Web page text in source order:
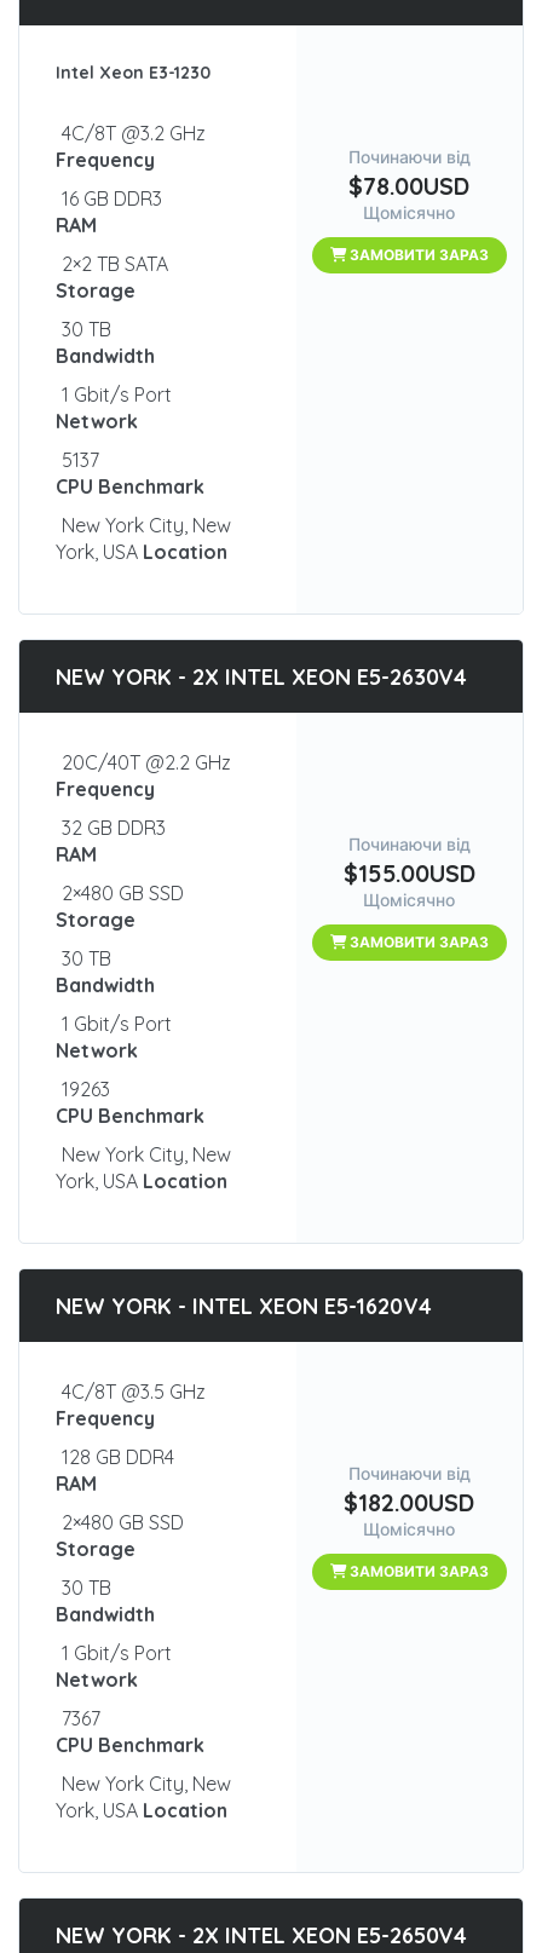
Intel Xeon E3-1230
4C/8T @3.2 GHz
Frequency
16 GB DDR3
RAM
2×2 TB SATA
Storage
30 TB
Bandwidth
1 Gbit/s Port
Network
5137
CPU Benchmark
New York City, New
York, USA Location
Починаючи від
$78.00USD
Щомісячно
ЗАМОВИТИ ЗАРАЗ
NEW YORK - 2X INTEL XEON E5-2630V4
20C/40T @2.2 GHz
Frequency
32 GB DDR3
RAM
2×480 GB SSD
Storage
30 TB
Bandwidth
1 Gbit/s Port
Network
19263
CPU Benchmark
New York City, New
York, USA Location
Починаючи від
$155.00USD
Щомісячно
ЗАМОВИТИ ЗАРАЗ
NEW YORK - INTEL XEON E5-1620V4
4C/8T @3.5 GHz
Frequency
128 GB DDR4
RAM
2×480 GB SSD
Storage
30 TB
Bandwidth
1 Gbit/s Port
Network
7367
CPU Benchmark
New York City, New
York, USA Location
Починаючи від
$182.00USD
Щомісячно
ЗАМОВИТИ ЗАРАЗ
NEW YORK - 2X INTEL XEON E5-2650V4